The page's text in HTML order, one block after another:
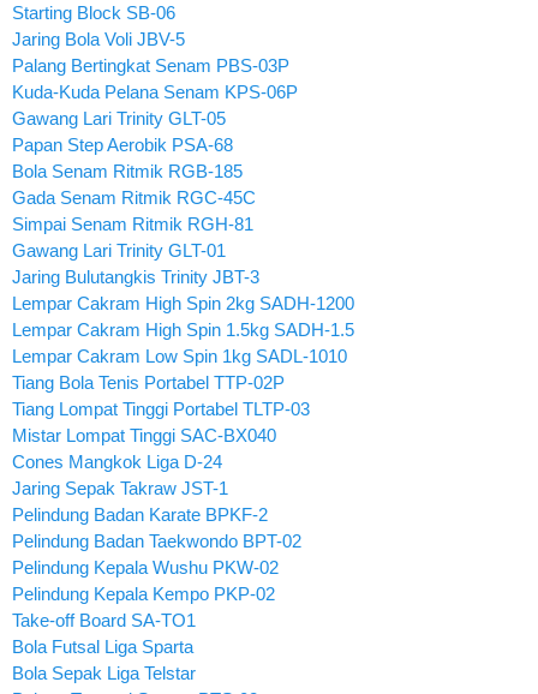
Starting Block SB-06
Jaring Bola Voli JBV-5
Palang Bertingkat Senam PBS-03P
Kuda-Kuda Pelana Senam KPS-06P
Gawang Lari Trinity GLT-05
Papan Step Aerobik PSA-68
Bola Senam Ritmik RGB-185
Gada Senam Ritmik RGC-45C
Simpai Senam Ritmik RGH-81
Gawang Lari Trinity GLT-01
Jaring Bulutangkis Trinity JBT-3
Lempar Cakram High Spin 2kg SADH-1200
Lempar Cakram High Spin 1.5kg SADH-1.5
Lempar Cakram Low Spin 1kg SADL-1010
Tiang Bola Tenis Portabel TTP-02P
Tiang Lompat Tinggi Portabel TLTP-03
Mistar Lompat Tinggi SAC-BX040
Cones Mangkok Liga D-24
Jaring Sepak Takraw JST-1
Pelindung Badan Karate BPKF-2
Pelindung Badan Taekwondo BPT-02
Pelindung Kepala Wushu PKW-02
Pelindung Kepala Kempo PKP-02
Take-off Board SA-TO1
Bola Futsal Liga Sparta
Bola Sepak Liga Telstar